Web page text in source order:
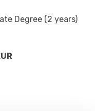
Degree (2 years)